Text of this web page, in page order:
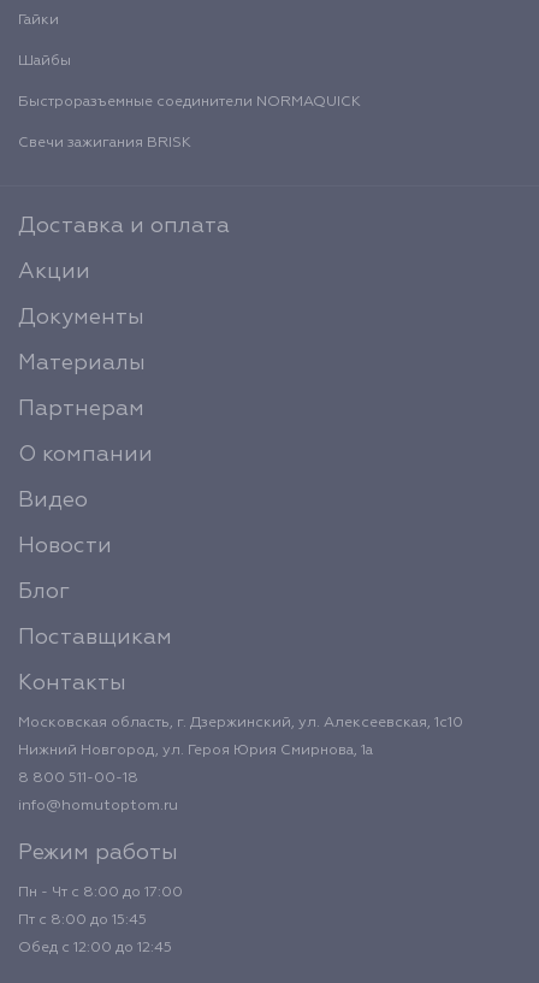
Гайки
Шайбы
Быстроразъемные соединители NORMAQUICK
Свечи зажигания BRISK
Доставка и оплата
Акции
Документы
Материалы
Партнерам
О компании
Видео
Новости
Блог
Поставщикам
Контакты
Московская область, г. Дзержинский, ул. Алексеевская, 1с10
Нижний Новгород, ул. Героя Юрия Смирнова, 1а
8 800 511-00-18
info@homutoptom.ru
Режим работы
Пн - Чт с 8:00 до 17:00
Пт с 8:00 до 15:45
Обед с 12:00 до 12:45